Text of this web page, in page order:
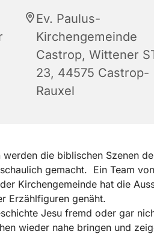
Ev. Paulus-
Kirchengemeinde
Castrop, Wittener
23, 44575 Castrop-
Rauxel
die biblischen Szenen
gemacht. Ein Team von
Kirchengemeinde hat die
Erzählfiguren genäht.
Jesu fremd oder gar
wieder nahe bringen und